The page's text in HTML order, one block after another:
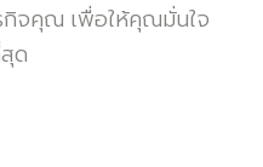
กิจคุณ เพื่อให้คุณมั่นใจ
ด